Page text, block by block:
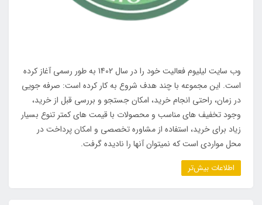
وب سایت لیلیوم فعالیت خود را در سال 1402 به طور رسمی آغاز کرده
است. این مجموعه با چند هدف شروع به کار کرده است: صرفه جویی
در زمان، راحتی انجام خرید، امکان جستجو و بررسی قبل از خرید،
وجود تخفیف های مناسب و محصولات با قیمت های کمتر تنوع بسیار
زیاد برای خرید، استفاده از مشاوره تخصصی و امکان پرداخت در
محل مواردی است که نمیتوان آنها را نادیده گرفت.
اطلاعات بیش‌تر